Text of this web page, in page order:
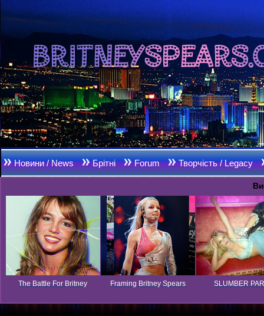
Новини / News Брітні Forum Творчість / Legacy
The Battle For Britney Framing Britney Spears SLUMBER